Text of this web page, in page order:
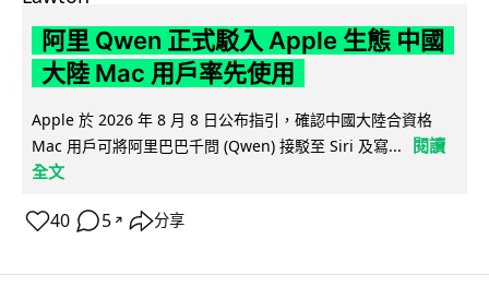
阿里 Qwen 正式駁入 Apple 生態 中國
大陸 Mac 用戶率先使用
Apple 於 2026 年 8 月 8 日公布指引，確認中國大陸合資格
Mac 用戶可將阿里巴巴千問 (Qwen) 接駁至 Siri 及寫...
閱讀
全文
40 5 ↗ 分享